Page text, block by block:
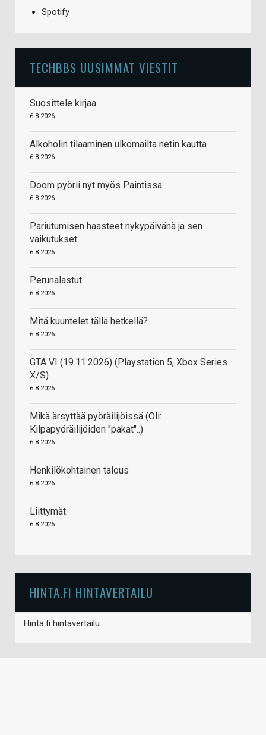
Spotify
TECHBBS UUSIMMAT VIESTIT
Suosittele kirjaa
6.8.2026
Alkoholin tilaaminen ulkomailta netin kautta
6.8.2026
Doom pyörii nyt myös Paintissa
6.8.2026
Pariutumisen haasteet nykypäivänä ja sen
vaikutukset
6.8.2026
Perunalastut
6.8.2026
Mitä kuuntelet tällä hetkellä?
6.8.2026
GTA VI (19.11.2026) (Playstation 5, Xbox Series
X/S)
6.8.2026
Mikä ärsyttää pyöräilijöissä (Oli:
Kilpapyöräilijöiden "pakat"..)
6.8.2026
Henkilökohtainen talous
6.8.2026
Liittymät
6.8.2026
HINTA.FI HINTAVERTAILU
Hinta.fi hintavertailu